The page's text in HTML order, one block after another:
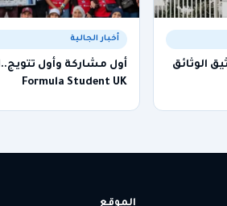
الوثائق
أخبار الجالية
أول مشاركة وأول
Formula Student UK
الموقع